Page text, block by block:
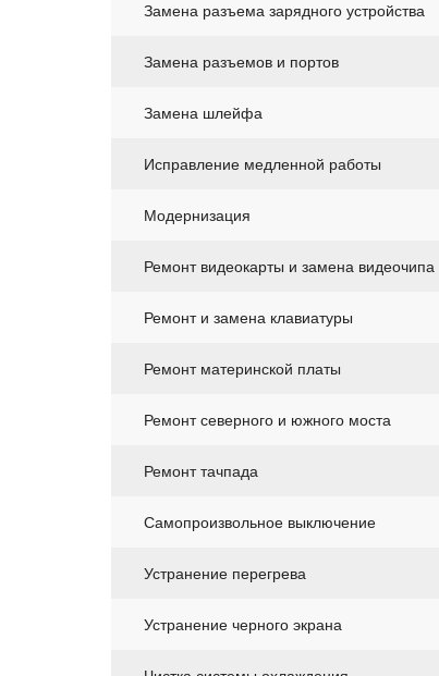
Замена разъема зарядного устройства
Замена разъемов и портов
Замена шлейфа
Исправление медленной работы
Модернизация
Ремонт видеокарты и замена видеочипа
Ремонт и замена клавиатуры
Ремонт материнской платы
Ремонт северного и южного моста
Ремонт тачпада
Самопроизвольное выключение
Устранение перегрева
Устранение черного экрана